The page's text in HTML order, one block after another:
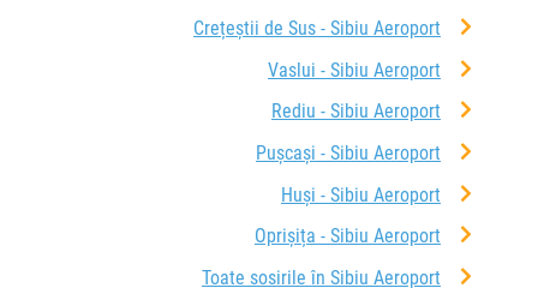
Crețeștii de Sus - Sibiu Aeroport
Vaslui - Sibiu Aeroport
Rediu - Sibiu Aeroport
Pușcași - Sibiu Aeroport
Huși - Sibiu Aeroport
Oprișița - Sibiu Aeroport
Toate sosirile în Sibiu Aeroport